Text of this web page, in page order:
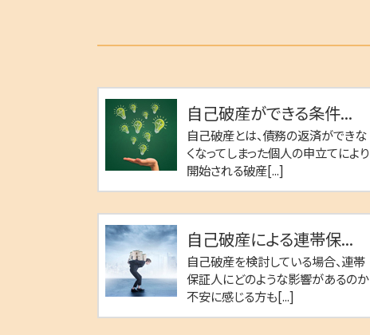
自己破産ができる条件...
自己破産とは、債務の返済ができな
くなってしまった個人の申立てにより
開始される破産[...]
自己破産による連帯保...
自己破産を検討している場合、連帯
保証人にどのような影響があるのか
不安に感じる方も[...]